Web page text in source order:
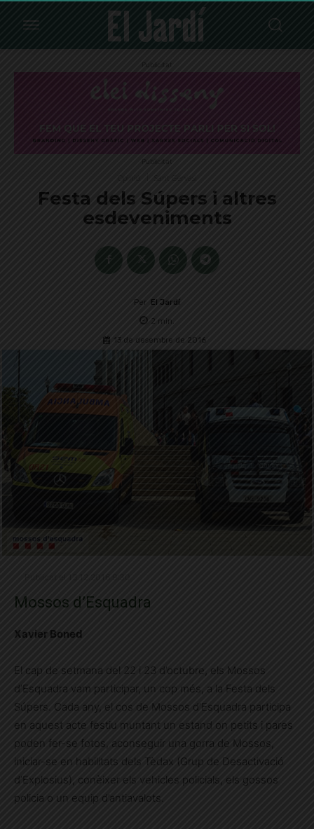
Publicitat
Publicitat
Festa dels Súpers i altres
esdeveniments
Per El Jardí
2 min.
13 de desembre de 2016
Mossos d’Esquadra
Xavier Boned
El cap de setmana del 22 i 23 d’octubre, els Mossos
d’Esquadra vam participar, un cop més, a la Festa dels
Súpers. Cada any, el cos de Mossos d’Esquadra participa
en aquest acte festiu muntant un estand on petits i pares
poden fer-se fotos, aconseguir una gorra de Mossos,
iniciar-se en habilitats dels Tèdax (Grup de Desactivació
d’Explosius), conèixer els vehicles policials, els gossos
policia o un equip d’antiavalots.